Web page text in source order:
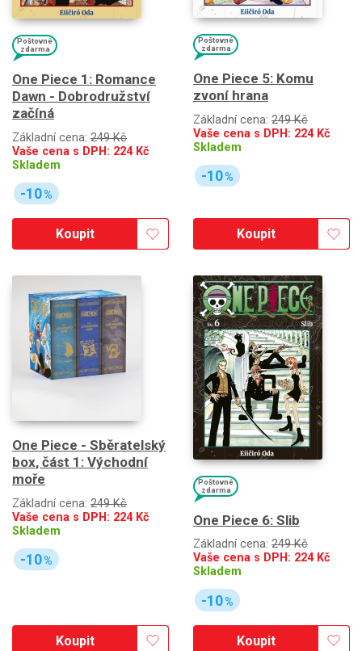
Poštovné
zdarma
One Piece 1: Romance
Dawn - Dobrodružství
začíná
Základní cena: 249 Kč
Vaše cena s DPH: 224Kč
Skladem
-10%
Koupit
Poštovné
zdarma
One Piece 5: Komu
zvoní hrana
Základní cena: 249 Kč
Vaše cena s DPH: 224Kč
Skladem
-10%
Koupit
One Piece - Sběratelský
box, část 1: Východní
moře
Základní cena: 249 Kč
Vaše cena s DPH: 224Kč
Skladem
-10%
Koupit
Poštovné
zdarma
One Piece 6: Slib
Základní cena: 249 Kč
Vaše cena s DPH: 224Kč
Skladem
-10%
Koupit